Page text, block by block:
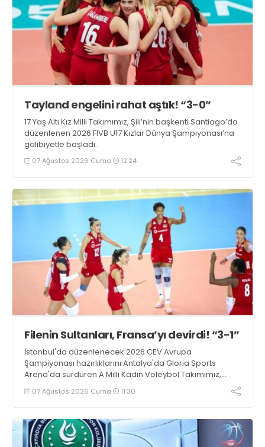
Tayland engelini rahat aştık! “3-0”
17 Yaş Altı Kız Milli Takımımız, Şili’nin başkenti Santiago’da
düzenlenen 2026 FIVB U17 Kızlar Dünya Şampiyonası’na
galibiyetle başladı.
07 Ağustos 2026 Cuma 12:24
Filenin Sultanları, Fransa’yı devirdi! “3-1”
İstanbul'da düzenlenecek 2026 CEV Avrupa
Şampiyonası hazırlıklarını Antalya'da Gloria Sports
Arena'da sürdüren A Milli Kadın Voleybol Takımımız,
Fransa ile oynadığı hazırlık maçından 3-1 galip ayrıldı.
07 Ağustos 2026 Cuma 11:30